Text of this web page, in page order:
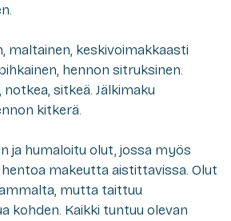
maltainen, keskivoimakkaasti
hennon sitruksinen.
sitkeä. Jälkimaku
kitkerä.
ja humaloitu olut, jossa myös
makeutta aistittavissa. Olut
mutta taittuu
kohden. Kaikki tuntuu olevan